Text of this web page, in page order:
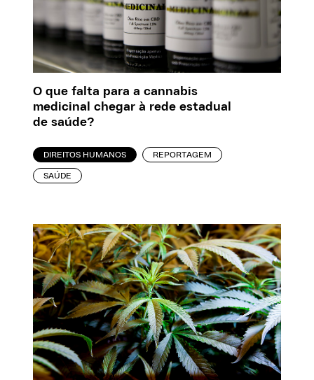
O que falta para a cannabis
medicinal chegar à rede estadual
de saúde?
DIREITOS HUMANOS REPORTAGEM
SAÚDE